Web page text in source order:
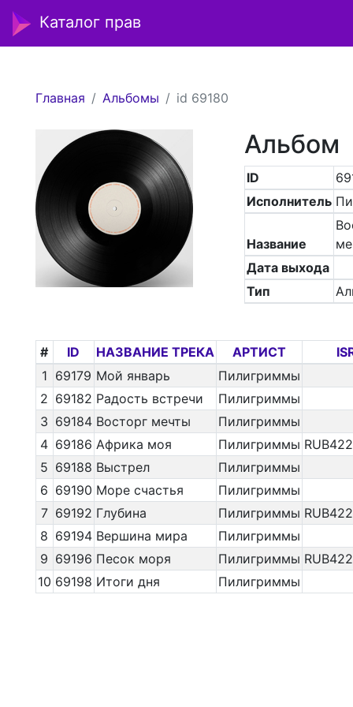
Каталог прав
Главная Альбомы id 69180
Альбом
ID
Исполнитель
Название
Дата выхода
Тип
# ID НАЗВАНИЕ ТРЕКА АРТИСТ
1 69179 Мой январь
Пилигриммы
2 69182 Радость встречи
Пилигриммы
3 69184 Восторг мечты
Пилигриммы
4 69186 Африка моя Пилигриммы
5 69188 Выстрел
Пилигриммы
6 69190 Море счастья
Пилигриммы
7 69192 Глубина Пилигриммы
8 69194 Вершина мира
Пилигриммы
9 69196 Песок моря Пилигриммы
10 69198 Итоги дня Пилигриммы